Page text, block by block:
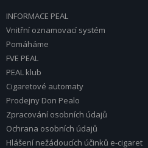
INFORMACE PEAL
Vnitřní oznamovací systém
Pomáháme
FVE PEAL
PEAL klub
Cigaretové automaty
Prodejny Don Pealo
Zpracování osobních údajů
Ochrana osobních údajů
Hlášení nežádoucích účinků e-cigaret